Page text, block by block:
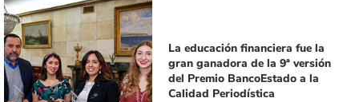
La educación financiera fue la
gran ganadora de la 9ª versión
del Premio BancoEstado a la
Calidad Periodística